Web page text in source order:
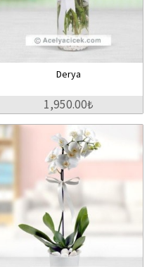
Derya
1,950.00₺